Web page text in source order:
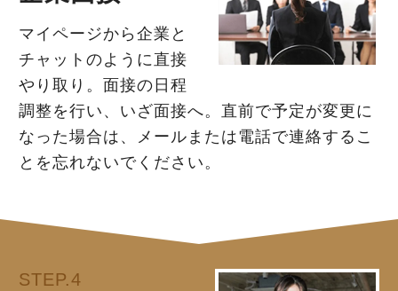
マイページから企業と
チャットのように直接
やり取り。面接の日程
調整を行い、いざ面接へ。直前で予定が変更に
なった場合は、メールまたは電話で連絡するこ
とを忘れないでください。
STEP.4